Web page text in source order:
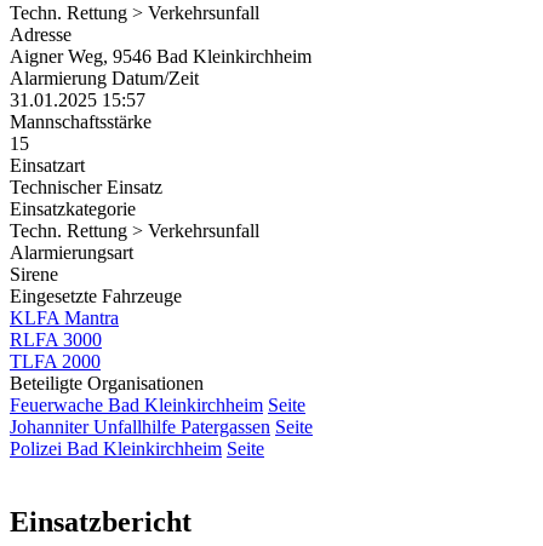
Techn. Rettung > Verkehrsunfall
Adresse
Aigner Weg, 9546 Bad Kleinkirchheim
Alarmierung Datum/Zeit
31.01.2025 15:57
Mannschaftsstärke
15
Einsatzart
Technischer Einsatz
Einsatzkategorie
Techn. Rettung > Verkehrsunfall
Alarmierungsart
Sirene
Eingesetzte Fahrzeuge
KLFA Mantra
RLFA 3000
TLFA 2000
Beteiligte Organisationen
Feuerwache Bad Kleinkirchheim Seite
Johanniter Unfallhilfe Patergassen Seite
Polizei Bad Kleinkirchheim Seite
Einsatzbericht